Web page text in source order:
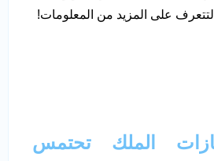
لتتعرف على المزيد من المعلومات!
الملك تحتمس